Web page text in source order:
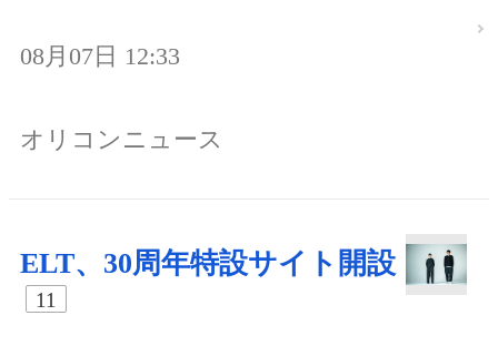
08月07日 12:33
オリコンニュース
ELT、30周年特設サイト開設
11